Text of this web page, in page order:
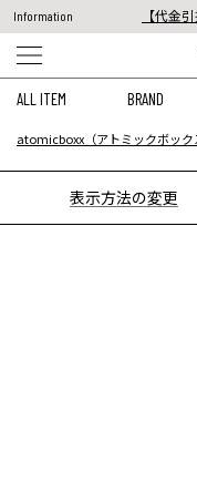
Information
【代金
税込
ALL ITEM BRAND
atomicboxx（アトミックボック
表示方法の変更